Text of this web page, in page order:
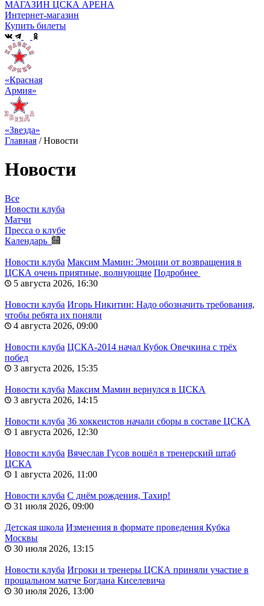
МАГАЗИН ЦСКА АРЕНА
Интернет-магазин
Купить билеты
«Красная
Армия»
«Звезда»
Главная /Новости
Новости
Все
Новости клуба
Матчи
Пресса о клубе
Календарь
Новости клуба Максим Мамин: Эмоции от возвращения в
ЦСКА очень приятные, волнующие Подробнее
5 августа 2026, 16:30
Новости клуба Игорь Никитин: Надо обозначить требования,
чтобы ребята их поняли
4 августа 2026, 09:00
Новости клуба ЦСКА-2014 начал Кубок Овечкина с трёх
побед
3 августа 2026, 15:35
Новости клуба Максим Мамин вернулся в ЦСКА
3 августа 2026, 14:15
Новости клуба 36 хоккеистов начали сборы в составе ЦСКА
1 августа 2026, 12:30
Новости клуба Вячеслав Гусов вошёл в тренерский штаб
ЦСКА
1 августа 2026, 11:00
Новости клуба С днём рождения, Тахир!
31 июля 2026, 09:00
Детская школа Изменения в формате проведения Кубка
Москвы
30 июля 2026, 13:15
Новости клуба Игроки и тренеры ЦСКА приняли участие в
прощальном матче Богдана Киселевича
30 июля 2026, 13:00